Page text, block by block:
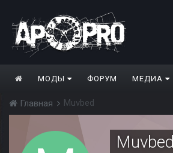
МОДЫ ФОРУМ МЕДИА
Главная Muvbed
Muvbed